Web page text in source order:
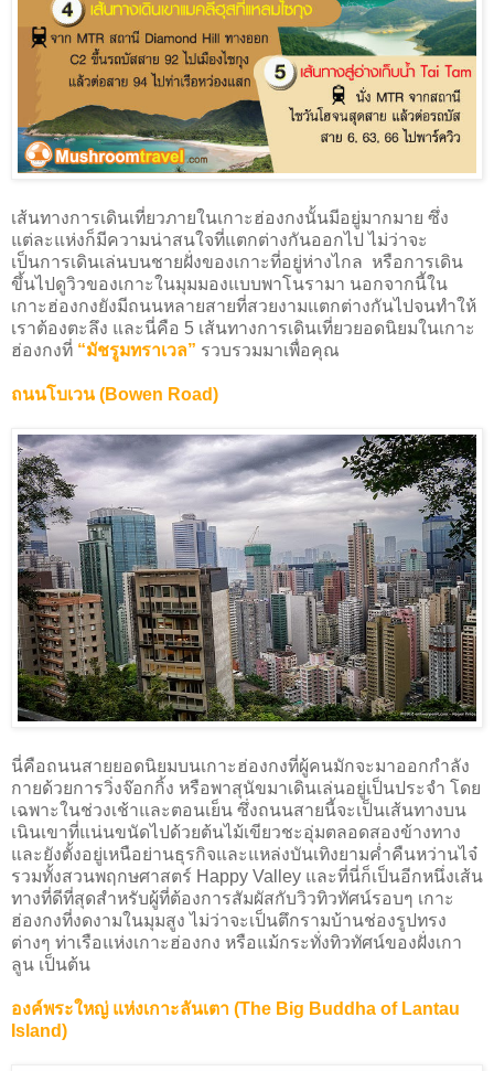
เส้นทางการเดินเที่ยวภายในเกาะฮ่องกงนั้นมีอยู่มากมาย ซึ่ง
แต่ละแห่งก็มีความน่าสนใจที่แตกต่างกันออกไป ไม่ว่าจะ
เป็นการเดินเล่นบนชายฝั่งของเกาะที่อยู่ห่างไกล หรือการเดิน
ขึ้นไปดูวิวของเกาะในมุมมองแบบพาโนรามา นอกจากนี้ใน
เกาะฮ่องกงยังมีถนนหลายสายที่สวยงามแตกต่างกันไปจนทำให้
เราต้องตะลึง และนี่คือ 5 เส้นทางการเดินเที่ยวยอดนิยมในเกาะ
ฮ่องกงที่ “มัชรูมทราเวล” รวบรวมมาเพื่อคุณ
ถนนโบเวน (Bowen Road)
นี่คือถนนสายยอดนิยมบนเกาะฮ่องกงที่ผู้คนมักจะมาออกกำลัง
กายด้วยการวิ่งจ๊อกกิ้ง หรือพาสุนัขมาเดินเล่นอยู่เป็นประจำ โดย
เฉพาะในช่วงเช้าและตอนเย็น ซึ่งถนนสายนี้จะเป็นเส้นทางบน
เนินเขาที่แน่นขนัดไปด้วยต้นไม้เขียวชะอุ่มตลอดสองข้างทาง
และยังตั้งอยู่เหนือย่านธุรกิจและแหล่งบันเทิงยามค่ำคืนหว่านไจ๋
รวมทั้งสวนพฤกษศาสตร์ Happy Valley และที่นี่ก็เป็นอีกหนึ่งเส้น
ทางที่ดีที่สุดสำหรับผู้ที่ต้องการสัมผัสกับวิวทิวทัศน์รอบๆ เกาะ
ฮ่องกงที่งดงามในมุมสูง ไม่ว่าจะเป็นตึกรามบ้านช่องรูปทรง
ต่างๆ ท่าเรือแห่งเกาะฮ่องกง หรือแม้กระทั่งทิวทัศน์ของฝั่งเกา
ลูน เป็นต้น
องค์พระใหญ่ แห่งเกาะลันเตา (The Big Buddha of Lantau
Island)